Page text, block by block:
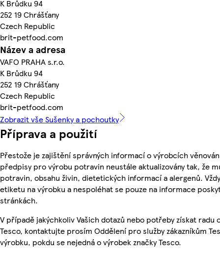
K Brůdku 94
252 19 Chrášťany
Czech Republic
brit-petfood.com
Název a adresa
VAFO PRAHA s.r.o.
K Brůdku 94
252 19 Chrášťany
Czech Republic
brit-petfood.com
Zobrazit vše Sušenky a pochoutky
Příprava a použití
Přestože je zajištění správných informací o výrobcích
předpisy pro výrobu potravin neustále aktualizovány tak, že
potravin, obsahu živin, dietetických informací a alergenů.
etiketu na výrobku a nespoléhat se pouze na informace
stránkách.
V případě jakýchkoliv Vašich dotazů nebo potřeby získat radu
Tesco, kontaktujte prosím Oddělení pro služby zákazníkům
výrobku, pokdu se nejedná o výrobek značky Tesco.